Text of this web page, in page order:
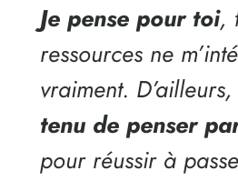
Je pense pour toi,
ressources ne
vraiment. D’ailleurs,
tenu de penser
pour réussir à